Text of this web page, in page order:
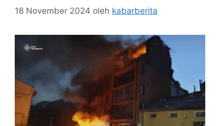
18 November 2024 oleh kabarberita